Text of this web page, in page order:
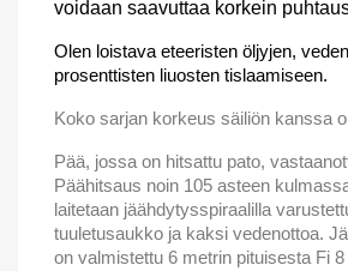
voidaan saavuttaa korkein
Olen loistava eteeristen öljyjen,
prosenttisten liuosten tislaamiseen.
Koko sarjan korkeus säiliön kanssa
Pää, jossa on hitsattu pato,
Päähitsaus noin 105 asteen
laitetaan jäähdytysspiraalilla
tuuletusaukko ja kaksi vedenottoa.
on valmistettu 6 metrin pituisesta Fi